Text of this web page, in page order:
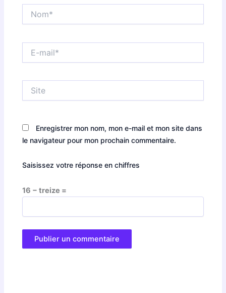
mail*
Enregistrer mon nom, mon e-mail et mon site dans
le navigateur pour mon prochain commentaire.
Saisissez votre réponse en chiffres
16 − treize =